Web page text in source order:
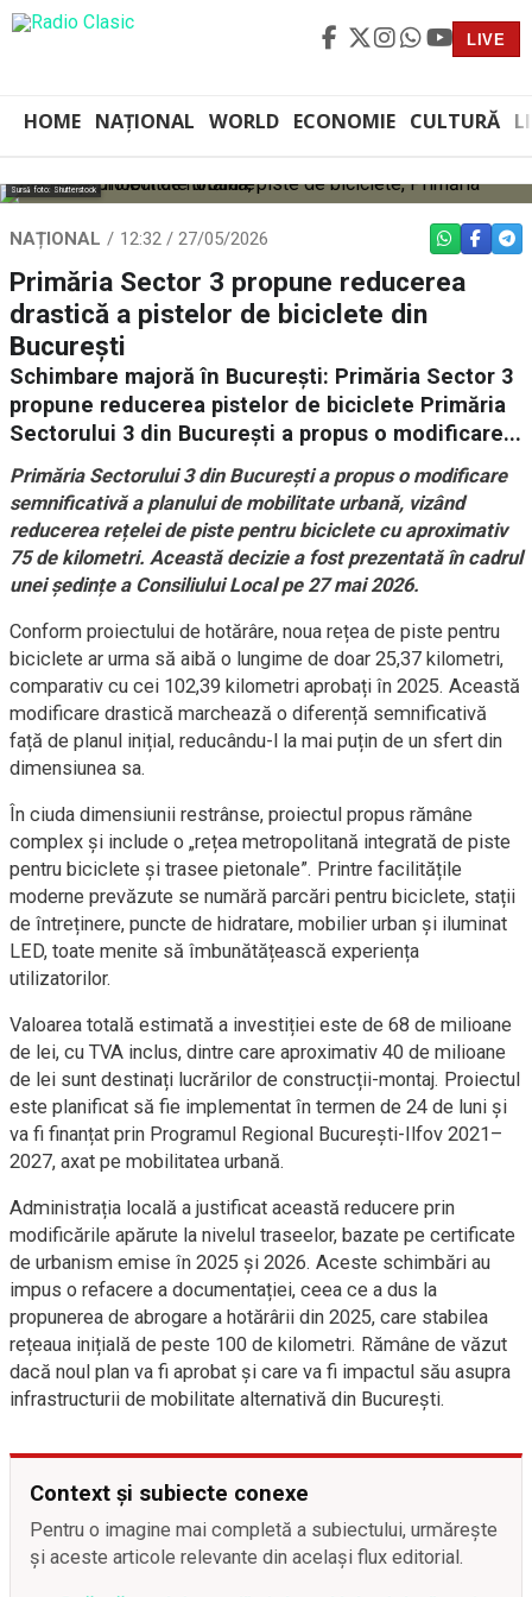
LIVE
HOME NAȚIONAL WORLD ECONOMIE CULTURĂ
Sursă foto: Shutterstock
NAȚIONAL 12:32 / 27/05/2026 WHATSAPP
Primăria Sector 3 propune reducerea
drastică a pistelor de biciclete din
București
Schimbare majoră în București: Primăria Sector 3
propune reducerea pistelor de biciclete Primăria
Sectorului 3 din București a propus o modificare...
Primăria Sectorului 3 din București a propus o modificare
semnificativă a planului de mobilitate urbană, vizând
reducerea rețelei de piste pentru biciclete cu aproximativ
75 de kilometri. Această decizie a fost prezentată în cadrul
unei ședințe a Consiliului Local pe 27 mai 2026.
Conform proiectului de hotărâre, noua rețea de piste pentru
biciclete ar urma să aibă o lungime de doar 25,37 kilometri,
comparativ cu cei 102,39 kilometri aprobați în 2025. Această
modificare drastică marchează o diferență semnificativă
față de planul inițial, reducându-l la mai puțin de un sfert din
dimensiunea sa.
În ciuda dimensiunii restrânse, proiectul propus rămâne
complex și include o „rețea metropolitană integrată de piste
pentru biciclete și trasee pietonale”. Printre facilitățile
moderne prevăzute se numără parcări pentru biciclete, stații
de întreținere, puncte de hidratare, mobilier urban și iluminat
LED, toate menite să îmbunătățească experiența
utilizatorilor.
Valoarea totală estimată a investiției este de 68 de milioane
de lei, cu TVA inclus, dintre care aproximativ 40 de milioane
de lei sunt destinați lucrărilor de construcții-montaj. Proiectul
este planificat să fie implementat în termen de 24 de luni și
va fi finanțat prin Programul Regional București-Ilfov 2021–
2027, axat pe mobilitatea urbană.
Administrația locală a justificat această reducere prin
modificările apărute la nivelul traseelor, bazate pe certificate
de urbanism emise în 2025 și 2026. Aceste schimbări au
impus o refacere a documentației, ceea ce a dus la
propunerea de abrogare a hotărârii din 2025, care stabilea
rețeaua inițială de peste 100 de kilometri. Rămâne de văzut
dacă noul plan va fi aprobat și care va fi impactul său asupra
infrastructurii de mobilitate alternativă din București.
Context și subiecte conexe
Pentru o imagine mai completă a subiectului, urmărește
și aceste articole relevante din același flux editorial.